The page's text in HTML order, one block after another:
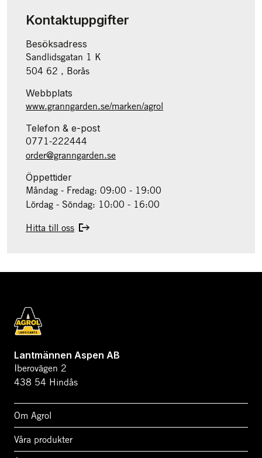
Kontaktuppgifter
Besöksadress
Sandlidsgatan 1 K
504 62 , Borås
Webbplats
www.granngarden.se/marken/agrol
Telefon & e-post
0771-222444
order@granngarden.se
Öppettider
Måndag - Fredag: 09:00 - 19:00
Lördag - Söndag: 10:00 - 16:00
Hitta till oss
Lantmännen Aspen AB
Iberovägen 2
438 54 Hindås
Om Agrol
Våra produkter